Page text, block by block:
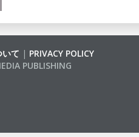
て | PRIVACY POLICY
PUBLISHING